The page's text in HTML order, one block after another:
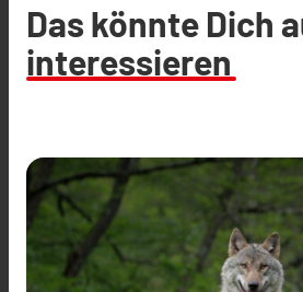
Das könnte Dich
interessieren